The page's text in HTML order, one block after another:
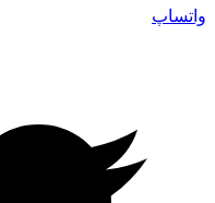
واتساپ